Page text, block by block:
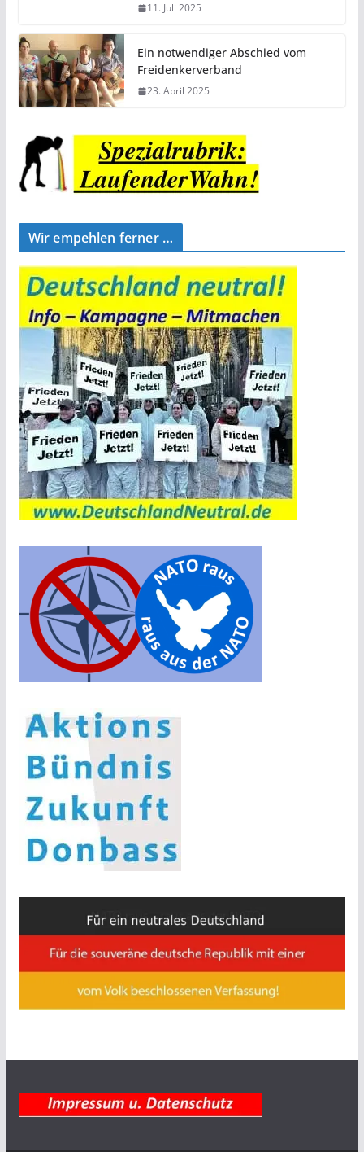
11. Juli 2025
Ein notwendiger Abschied vom
Freidenkerverband
23. April 2025
Wir empehlen ferner …